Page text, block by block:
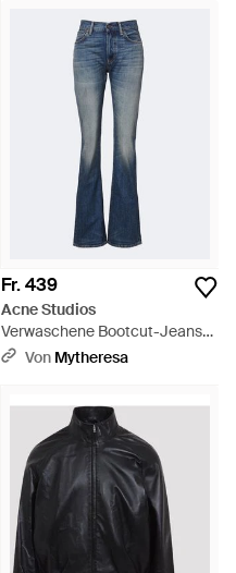
Fr. 439
Acne Studios
Verwaschene Bootcut-Jeans
2009F - Blau
Von Mytheresa